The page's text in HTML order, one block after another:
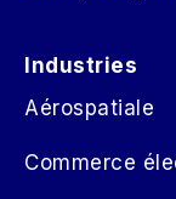
Industries
Aérospatiale
Commerce